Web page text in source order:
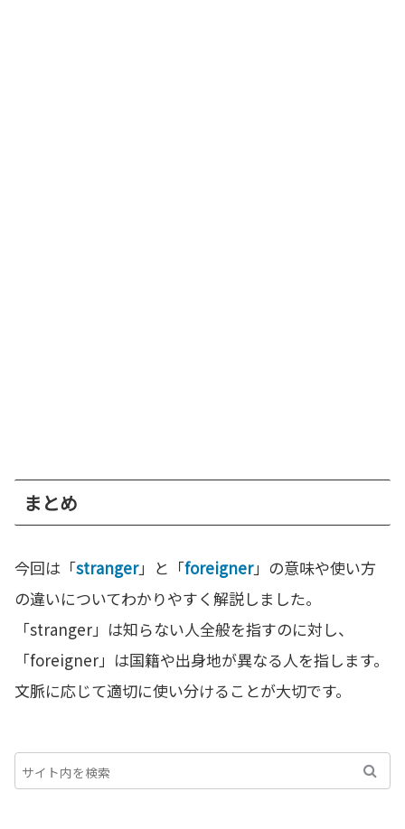
まとめ
今回は「stranger」と「foreigner」の意味や使い方
の違いについてわかりやすく解説しました。
「stranger」は知らない人全般を指すのに対し、
「foreigner」は国籍や出身地が異なる人を指します。
文脈に応じて適切に使い分けることが大切です。